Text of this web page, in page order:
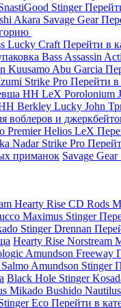
Stinger
Akara Savage Gear
Lucky Craft Перейти в
Bass Assassin
Kuusamo Abu Garcia
Strike Pro Перейти
НН LeX Porolonium
Berkley Lucky John
воблеров и
PremierHelios LeX
Nadar Strike Pro
приманок Savage Gear
Hearty Rise CD Rods
Maximus Stinger
StingerDrennan
Hearty Rise Norstream
Amundson Freeway
Salmo Amundson Stinger
Black Hole Stinger
Mikado Bushido
Eco Перейти в